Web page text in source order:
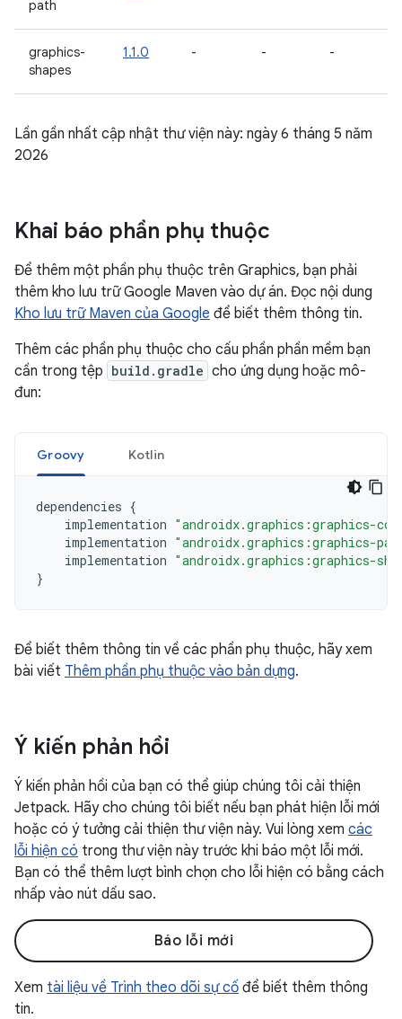
path
graphics-
shapes
1.1.0 - - -
Lần gần nhất cập nhật thư viện này: ngày 6 tháng 5 năm
2026
Khai báo phần phụ thuộc
Để thêm một phần phụ thuộc trên Graphics, bạn phải
thêm kho lưu trữ Google Maven vào dự án. Đọc nội dung
Kho lưu trữ Maven của Google để biết thêm thông tin.
Thêm các phần phụ thuộc cho cấu phần phần mềm bạn
cần trong tệp build.gradle cho ứng dụng hoặc mô-
đun:
Groovy Kotlin
dependencies {
implementation "androidx.graphics:graphics-
implementation "androidx.graphics:graphics-
implementation "androidx.graphics:graphics-
}
Để biết thêm thông tin về các phần phụ thuộc, hãy xem
bài viết Thêm phần phụ thuộc vào bản dựng.
Ý kiến phản hồi
Ý kiến phản hồi của bạn có thể giúp chúng tôi cải thiện
Jetpack. Hãy cho chúng tôi biết nếu bạn phát hiện lỗi mới
hoặc có ý tưởng cải thiện thư viện này. Vui lòng xem các
lỗi hiện có trong thư viện này trước khi báo một lỗi mới.
Bạn có thể thêm lượt bình chọn cho lỗi hiện có bằng cách
nhấp vào nút dấu sao.
Báo lỗi mới
Xem tài liệu về Trình theo dõi sự cố để biết thêm thông
tin.